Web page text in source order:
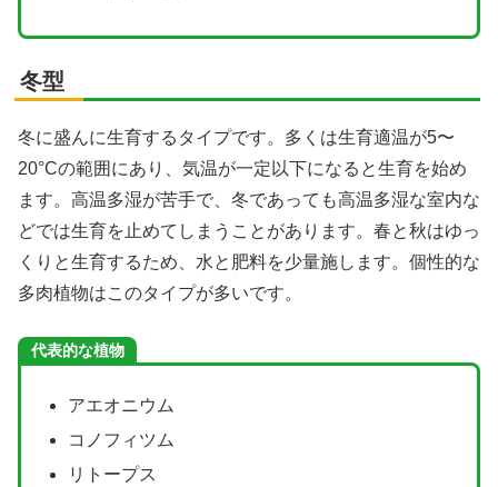
冬型
冬に盛んに生育するタイプです。多くは生育適温が5〜
20°Cの範囲にあり、気温が一定以下になると生育を始め
ます。高温多湿が苦手で、冬であっても高温多湿な室内な
どでは生育を止めてしまうことがあります。春と秋はゆっ
くりと生育するため、水と肥料を少量施します。個性的な
多肉植物はこのタイプが多いです。
代表的な植物
アエオニウム
コノフィツム
リトープス